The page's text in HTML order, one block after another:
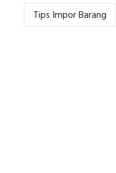
Tips Impor Barang